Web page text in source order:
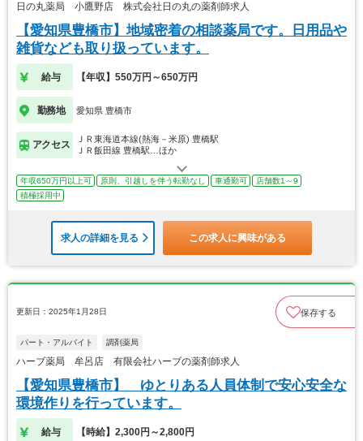
日の丸薬局 小鷹野店 株式会社日の丸の薬剤師求人
【愛知県豊橋市】地域密着の相談薬局です。日用品や
雑貨なども取り扱っています。
給与 【年収】550万円～650万円
勤務地 愛知県 豊橋市
アクセス
ＪＲ東海道本線(熱海－米原) 豊橋駅
ＪＲ飯田線 豊橋駅…ほか
年収650万円以上可 原則、引越しを伴う転勤なし 車通勤可
店舗数1～9
積極採用中
求人の詳細を見る この求人に興味がある
更新日：2025年1月28日 保存する
パート・アルバイト 調剤薬局
ハーブ薬局 牟呂店 有限会社ハーブの薬剤師求人
【愛知県豊橋市】 ゆとりある人員体制で安心安全な
環境作りを行っています。
給与 【時給】2,300円～2,800円